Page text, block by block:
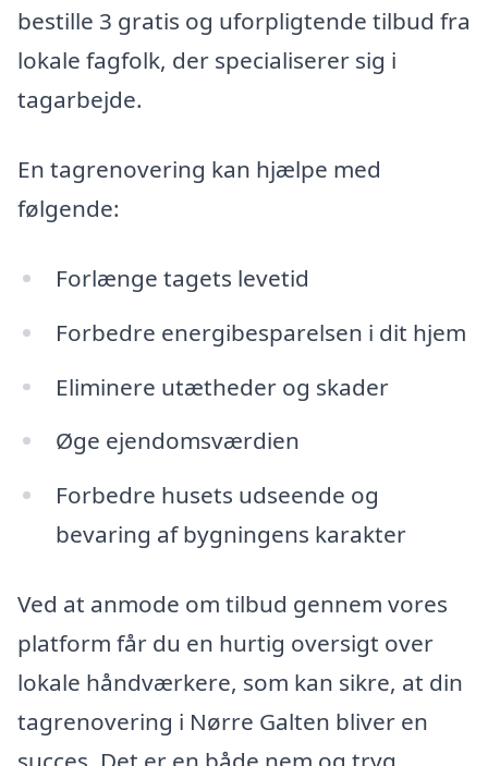
bestille 3 gratis og uforpligtende tilbud fra
lokale fagfolk, der specialiserer sig i
tagarbejde.
En tagrenovering kan hjælpe med
følgende:
Forlænge tagets levetid
Forbedre energibesparelsen i dit hjem
Eliminere utætheder og skader
Øge ejendomsværdien
Forbedre husets udseende og
bevaring af bygningens karakter
Ved at anmode om tilbud gennem vores
platform får du en hurtig oversigt over
lokale håndværkere, som kan sikre, at din
tagrenovering i Nørre Galten bliver en